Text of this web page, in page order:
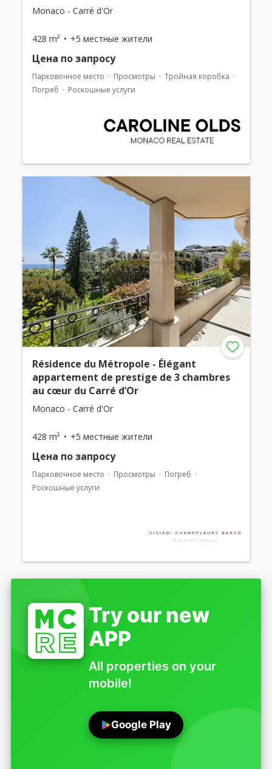
Monaco - Carré d'Or
428 m² +5 местные жители
Цена по запросу
Парковочное место Просмотры
Тройная коробка
Погреб
Роскошные услуги
Résidence du Métropole - Élégant
appartement de prestige de 3 chambres
au cœur du Carré d’Or
Monaco - Carré d'Or
428 m² +5 местные жители
Цена по запросу
Парковочное место Просмотры
Погреб
Роскошные услуги
Try our new
APP
All properties on your
mobile!
Google Play